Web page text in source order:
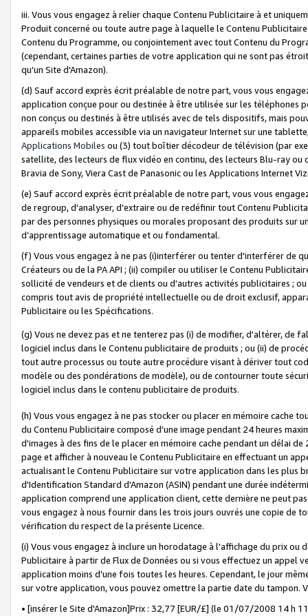
iii. Vous vous engagez à relier chaque Contenu Publicitaire à et
Produit concerné ou toute autre page à laquelle le Contenu
Contenu du Programme, ou conjointement avec tout Contenu du
(cependant, certaines parties de votre application qui ne sont pas
qu'un Site d'Amazon).
(d) Sauf accord exprès écrit préalable de notre part, vous vous
application conçue pour ou destinée à être utilisée sur les téléphones
non conçus ou destinés à être utilisés avec de tels dispositifs, mais
appareils mobiles accessible via un navigateur Internet sur une
Applications Mobiles ou (3) tout boîtier décodeur de télévision (par
satellite, des lecteurs de flux vidéo en continu, des lecteurs Blu-ray
Bravia de Sony, Viera Cast de Panasonic ou les Applications Internet
(e) Sauf accord exprès écrit préalable de notre part, vous vous
de regroup, d'analyser, d'extraire ou de redéfinir tout Contenu
par des personnes physiques ou morales proposant des produits sur
d’apprentissage automatique et ou fondamental.
(f) Vous vous engagez à ne pas (i)interférer ou tenter d'interférer de
Créateurs ou de la PA API ; (ii) compiler ou utiliser le Contenu
sollicité de vendeurs et de clients ou d'autres activités publicitaires ;
compris tout avis de propriété intellectuelle ou de droit exclusif,
Publicitaire ou les Spécifications.
(g) Vous ne devez pas et ne tenterez pas (i) de modifier, d'altérer, de
logiciel inclus dans le Contenu publicitaire de produits ; ou (ii) de
tout autre processus ou toute autre procédure visant à dériver tout
modèle ou des pondérations de modèle), ou de contourner toute
logiciel inclus dans le contenu publicitaire de produits.
(h) Vous vous engagez à ne pas stocker ou placer en mémoire cache
du Contenu Publicitaire composé d'une image pendant 24 heures
d'images à des fins de le placer en mémoire cache pendant un délai
page et afficher à nouveau le Contenu Publicitaire en effectuant un
actualisant le Contenu Publicitaire sur votre application dans les plus
d'Identification Standard d'Amazon (ASIN) pendant une durée
application comprend une application client, cette dernière ne peut
vous engagez à nous fournir dans les trois jours ouvrés une copie de
vérification du respect de la présente Licence.
(i) Vous vous engagez à inclure un horodatage à l'affichage du prix
Publicitaire à partir de Flux de Données ou si vous effectuez un appel
application moins d'une fois toutes les heures. Cependant, le jour
sur votre application, vous pouvez omettre la partie date du tampon.
• [insérer le Site d'Amazon]Prix : 32,77 [EUR/£] (le 01/07/2008 14 h